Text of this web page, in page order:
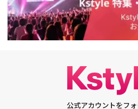
公式アカウントをフォ